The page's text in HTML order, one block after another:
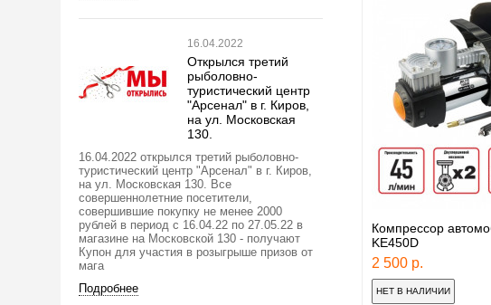
16.04.2022
Открылся третий
рыболовно-
туристический центр
"Арсенал" в г. Киров,
на ул. Московская
130.
16.04.2022 открылся третий рыболовно-
туристический центр "Арсенал" в г. Киров,
на ул. Московская 130. Все
совершеннолетние посетители,
совершившие покупку не менее 2000
рублей в период с 16.04.22 по 27.05.22 в
магазине на Московской 130 - получают
Купон для участия в розыгрыше призов от
мага
Подробнее
Компрессор
KE450D
2 500 р.